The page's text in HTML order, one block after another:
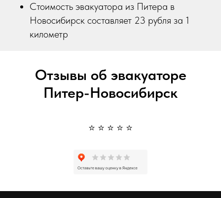
Стоимость эвакуатора из Питера в
Новосибирск составляет 23 рубля за 1
километр
Отзывы об эвакуаторе
Питер-Новосибирск
⭐ ⭐ ⭐ ⭐ ⭐